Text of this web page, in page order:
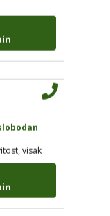
visak